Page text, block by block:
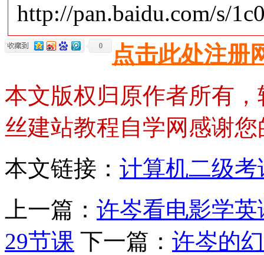
http://pan.baidu.com/s/
点击此处注册
0
本文版权归原作者所有
丝建站教程自学网感谢
本文链接： 计算机二级
上一篇： 许岑看电影学
29节课 下一篇： 许岑的